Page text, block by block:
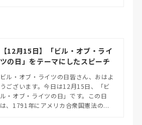
【12月15日】「ビル・オブ・ライ
ツの日」をテーマにしたスピーチ
ビル・オブ・ライツの日皆さん、おはよ
うございます。今日は12月15日、「ビ
ル・オブ・ライツの日」です。この日
は、1791年にアメリカ合衆国憲法の...